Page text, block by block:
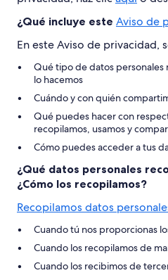
¿Qué incluye este Aviso de
En este Aviso de privacidad,
Qué tipo de datos personales
lo hacemos
Cuándo y con quién
Qué puedes hacer con
recopilamos, usamos y
Cómo puedes acceder a tus
¿Qué datos personales
¿Cómo los recopilamos?
Recopilamos datos
Cuando tú nos proporcionas
Cuando los recopilamos de
Cuando los recibimos de